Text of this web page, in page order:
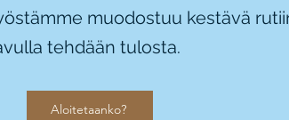
muodostuu kestävä
tehdään tulosta.
Aloitetaanko?